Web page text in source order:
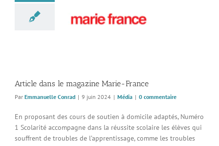
le magazine
Article dans le magazine Marie-France
Par Emmanuelle Conrad | 9 juin 2024 | Média | 0 commentaire
En proposant des cours de soutien à domicile adaptés, Numéro
1 Scolarité accompagne dans la réussite scolaire les élèves qui
souffrent de troubles de l’apprentissage, comme les troubles